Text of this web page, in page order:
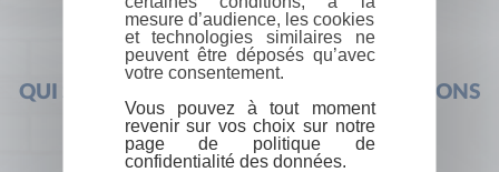
QUI SOMMES-NOUS ? FOIRE AUX QUESTIONS
mesure d’audience, les cookies
et technologies similaires ne
peuvent être déposés qu’avec
votre consentement.
Vous pouvez à tout moment
revenir sur vos choix sur notre
page de politique de
confidentialité des données.